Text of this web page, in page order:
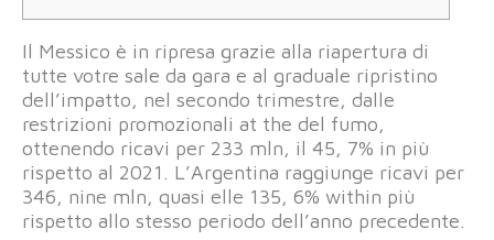
Il Messico è in ripresa grazie alla riapertura di
tutte votre sale da gara e al graduale ripristino
dell’impatto, nel secondo trimestre, dalle
restrizioni promozionali at the del fumo,
ottenendo ricavi per 233 mln, il 45, 7% in più
rispetto al 2021. L’Argentina raggiunge ricavi per
346, nine mln, quasi elle 135, 6% within più
rispetto allo stesso periodo dell’anno precedente.